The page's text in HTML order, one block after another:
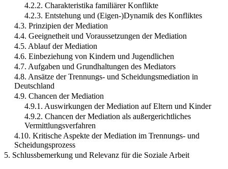
4.2.2. Charakteristika familiärer Konflikte
4.2.3. Entstehung und (Eigen-)Dynamik des Konfliktes
4.3. Prinzipien der Mediation
4.4. Geeignetheit und Voraussetzungen der Mediation
4.5. Ablauf der Mediation
4.6. Einbeziehung von Kindern und Jugendlichen
4.7. Aufgaben und Grundhaltungen des Mediators
4.8. Ansätze der Trennungs- und Scheidungsmediation in
Deutschland
4.9. Chancen der Mediation
4.9.1. Auswirkungen der Mediation auf Eltern und Kinder
4.9.2. Chancen der Mediation als außergerichtliches
Vermittlungsverfahren
4.10. Kritische Aspekte der Mediation im Trennungs- und
Scheidungsprozess
5. Schlussbemerkung und Relevanz für die Soziale Arbeit